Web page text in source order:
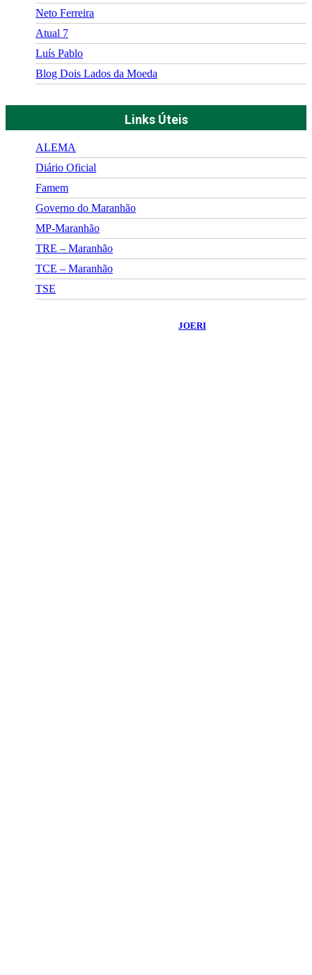
Neto Ferreira
Atual 7
Luís Pablo
Blog Dois Lados da Moeda
Links Úteis
ALEMA
Diário Oficial
Famem
Governo do Maranhão
MP-Maranhão
TRE – Maranhão
TCE – Maranhão
TSE
JOERI